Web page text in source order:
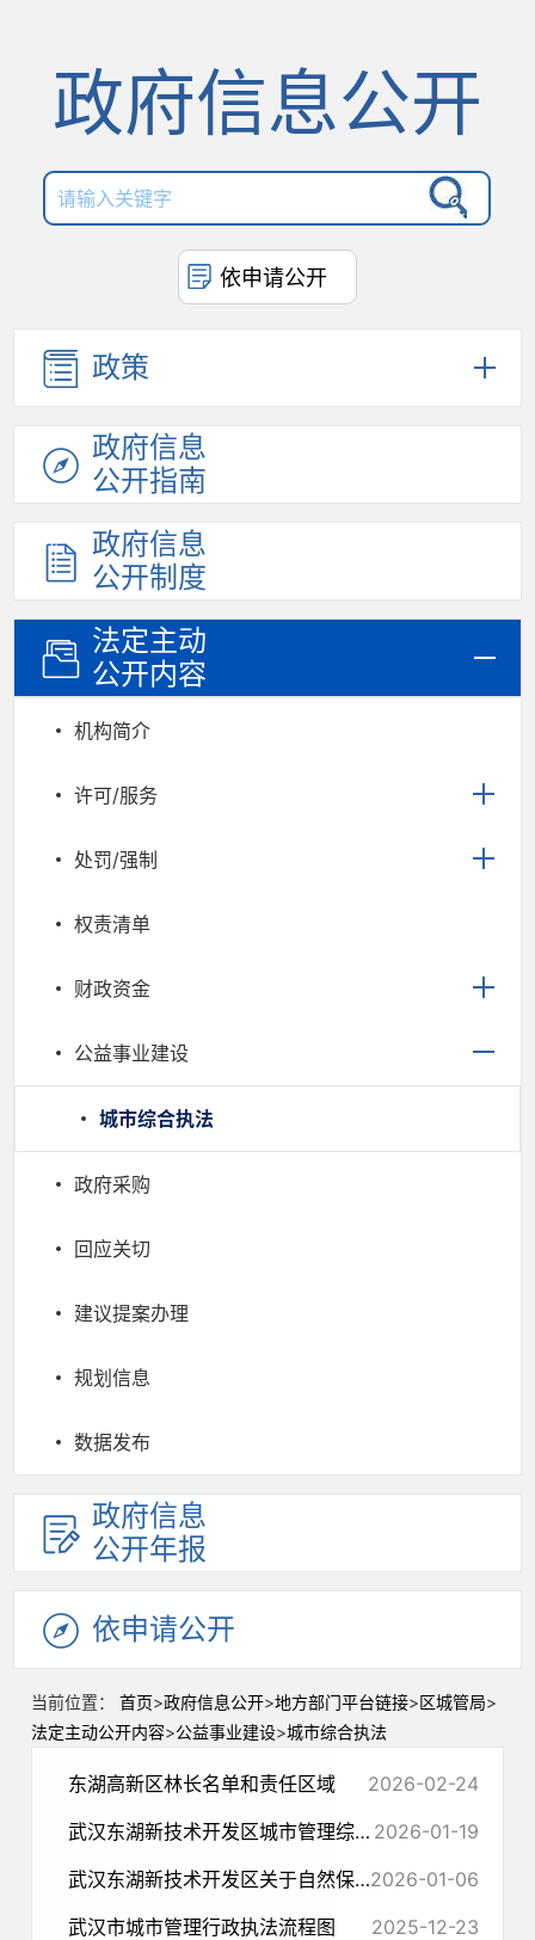
政府信息公开
依申请公开
政策
政府信息
公开指南
政府信息
公开制度
法定主动
公开内容
机构简介
许可/服务
处罚/强制
权责清单
财政资金
公益事业建设
城市综合执法
政府采购
回应关切
建议提案办理
规划信息
数据发布
政府信息
公开年报
依申请公开
当前位置： 首页>政府信息公开>地方部门平台链接>区城管局>
法定主动公开内容>公益事业建设>城市综合执法
东湖高新区林长名单和责任区域
2026-02-24
武汉东湖新技术开发区城市管理综合执法局2025年行政执法年度分析报告 2026-01-19
武汉东湖新技术开发区关于自然保护地 进一步整合优化拟上报成果的公示2026-01-06
武汉市城市管理行政执法流程图
2025-12-23